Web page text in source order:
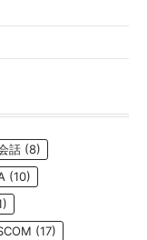
話 (8)
(10)
(17)